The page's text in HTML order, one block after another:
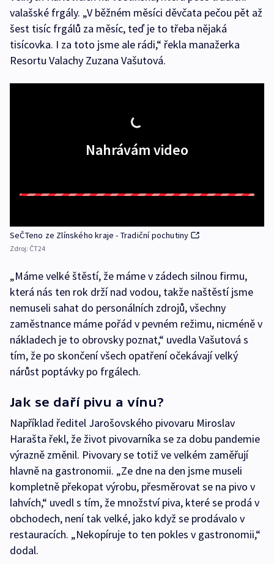
valašské frgály. „V běžném měsíci děvčata pečou pět až
šest tisíc frgálů za měsíc, teď je to třeba nějaká
tisícovka. I za toto jsme ale rádi,“ řekla manažerka
Resortu Valachy Zuzana Vašutová.
Nahrávám video
SeČTeno ze Zlínského kraje - Tradiční pochutiny
Zdroj: ČT24
„Máme velké štěstí, že máme v zádech silnou firmu,
která nás ten rok drží nad vodou, takže naštěstí jsme
nemuseli sahat do personálních zdrojů, všechny
zaměstnance máme pořád v pevném režimu, nicméně v
nákladech je to obrovsky poznat,“ uvedla Vašutová s
tím, že po skončení všech opatření očekávají velký
nárůst poptávky po frgálech.
Jak se daří pivu a vínu?
Například ředitel Jarošovského pivovaru Miroslav
Harašta řekl, že život pivovarníka se za dobu pandemie
výrazně změnil. Pivovary se totiž ve velkém zaměřují
hlavně na gastronomii. „Ze dne na den jsme museli
kompletně překopat výrobu, přesměrovat se na pivo v
lahvích,“ uvedl s tím, že množství piva, které se prodá v
obchodech, není tak velké, jako když se prodávalo v
restauracích. „Nekopíruje to ten pokles v gastronomii,“
dodal.